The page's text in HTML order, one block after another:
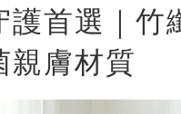
護首選｜竹
親膚材質